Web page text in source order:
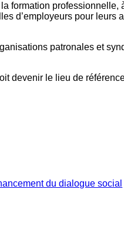
formation
d’employeurs pour leurs
patronales et
devenir le lieu de
du dialogue social